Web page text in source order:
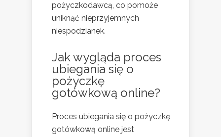
pożyczkodawcą, co pomoże
uniknąć nieprzyjemnych
niespodzianek.
Jak wygląda proces
ubiegania się o
pożyczkę
gotówkową online?
Proces ubiegania się o pożyczkę
gotówkową online jest